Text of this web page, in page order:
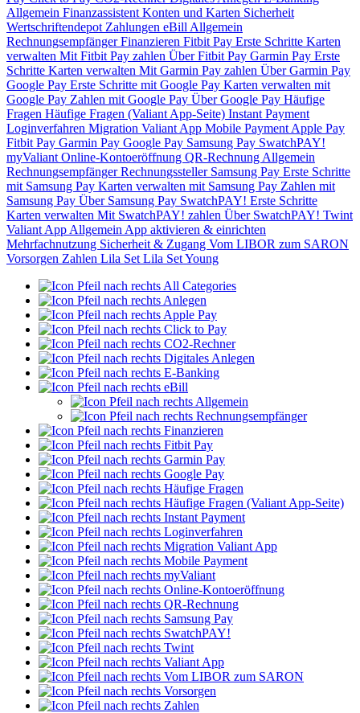
Allgemein Finanzassistent Konten und Karten Sicherheit
Wertschriftendepot Zahlungen eBill Allgemein
RechnungsempfängerFinanzieren Fitbit Pay Erste Schritte Karten
verwalten Mit Fitbit Pay zahlen Über Fitbit Pay Garmin Pay Erste
Schritte Karten verwalten Mit Garmin Pay zahlen Über Garmin Pay
Google Pay Erste Schritte mit Google Pay Karten verwalten mit
Google Pay Zahlen mit Google Pay Über Google Pay Häufige
Fragen Häufige Fragen (Valiant App-Seite) Instant Payment
Loginverfahren Migration Valiant App Mobile Payment Apple Pay
Fitbit Pay Garmin Pay Google Pay Samsung Pay SwatchPAY!
myValiant Online-Kontoeröffnung QR-Rechnung Allgemein
RechnungsempfängerRechnungssteller Samsung Pay Erste Schritte
mit Samsung Pay Karten verwalten mit Samsung Pay Zahlen mit
Samsung Pay Über Samsung Pay SwatchPAY! Erste Schritte
Karten verwalten Mit SwatchPAY! zahlen Über SwatchPAY! Twint
Valiant App Allgemein App aktivieren & einrichten
Mehrfachnutzung Sicherheit & Zugang Vom LIBOR zum SARON
Vorsorgen Zahlen Lila Set Lila Set Young
All Categories
Anlegen
Apple Pay
Click to Pay
CO2-Rechner
Digitales Anlegen
E-Banking
eBill
Allgemein
Rechnungsempfänger
Finanzieren
Fitbit Pay
Garmin Pay
Google Pay
Häufige Fragen
Häufige Fragen (Valiant App-Seite)
Instant Payment
Loginverfahren
Migration Valiant App
Mobile Payment
myValiant
Online-Kontoeröffnung
QR-Rechnung
Samsung Pay
SwatchPAY!
Twint
Valiant App
Vom LIBOR zum SARON
Vorsorgen
Zahlen